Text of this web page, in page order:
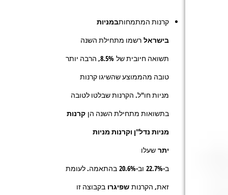
קרנות המתמחותבמניות
בישראל רשמו מתחילת השנה
תשואה חיובית של 8.5%, הרבה יותר
טובה מהממוצע שהשיגו קרנות
מניות חו"ל. הקרנות שבלטו לטובה
בתשואות מתחילת השנה הן קרנות
מניות נדל"ן וקרנות מניות
יתר שעלו
ב-22.7% וב-20.6% בהתאמה. לעומת
זאת, הקרנות שפיגרו בקבוצה זו